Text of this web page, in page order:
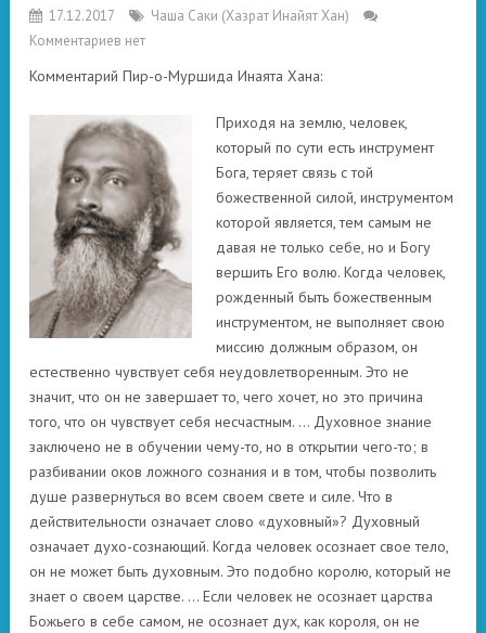
17.12.2017
Чаша Саки (Хазрат Инайят Хан)
Комментариев нет
Комментарий Пир-о-Муршида Инаята Хана:
Приходя на землю, человек,
который по сути есть инструмент
Бога, теряет связь с той
божественной силой, инструментом
которой является, тем самым не
давая не только себе, но и Богу
вершить Его волю. Когда человек,
рожденный быть божественным
инструментом, не выполняет свою
миссию должным образом, он
естественно чувствует себя неудовлетворенным. Это не
значит, что он не завершает то, чего хочет, но это причина
того, что он чувствует себя несчастным. … Духовное знание
заключено не в обучении чему-то, но в открытии чего-то; в
разбивании оков ложного сознания и в том, чтобы позволить
душе развернуться во всем своем свете и силе. Что в
действительности означает слово «духовный»? Духовный
означает духо-сознающий. Когда человек осознает свое тело,
он не может быть духовным. Это подобно королю, который не
знает о своем царстве. … Если человек не осознает царства
Божьего в себе самом, не осознает дух, как короля, он не